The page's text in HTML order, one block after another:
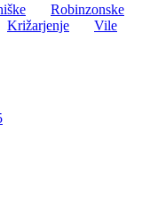
Robinzonske
Križarjenje
Vile